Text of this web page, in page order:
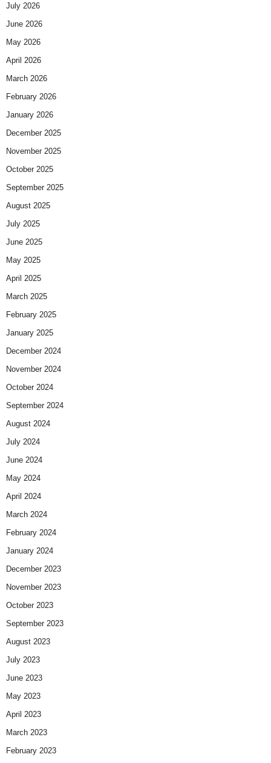
July 2026
June 2026
May 2026
April 2026
March 2026
February 2026
January 2026
December 2025
November 2025
October 2025
September 2025
August 2025
July 2025
June 2025
May 2025
April 2025
March 2025
February 2025
January 2025
December 2024
November 2024
October 2024
September 2024
August 2024
July 2024
June 2024
May 2024
April 2024
March 2024
February 2024
January 2024
December 2023
November 2023
October 2023
September 2023
August 2023
July 2023
June 2023
May 2023
April 2023
March 2023
February 2023